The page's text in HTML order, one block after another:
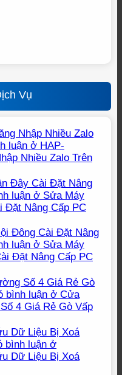
Vụ
Nhập Nhiều Zalo
luận ở HAP-
Nhiều Zalo Trên
Đây Cài Đặt Nâng
luận ở Sửa Máy
Đặt Nâng Cấp PC
Đông Cài Đặt Nâng
luận ở Sửa Máy
Đặt Nâng Cấp PC
Số 4 Giá Rẻ Gò
bình luận ở Cửa
4 Giá Rẻ Gò Vấp
Dữ Liệu Bị Xoá
bình luận ở
Dữ Liệu Bị Xoá